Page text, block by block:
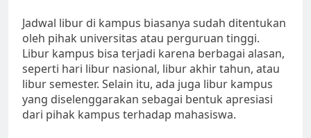
Jadwal libur di kampus biasanya sudah ditentukan
oleh pihak universitas atau perguruan tinggi.
Libur kampus bisa terjadi karena berbagai alasan,
seperti hari libur nasional, libur akhir tahun, atau
libur semester. Selain itu, ada juga libur kampus
yang diselenggarakan sebagai bentuk apresiasi
dari pihak kampus terhadap mahasiswa.